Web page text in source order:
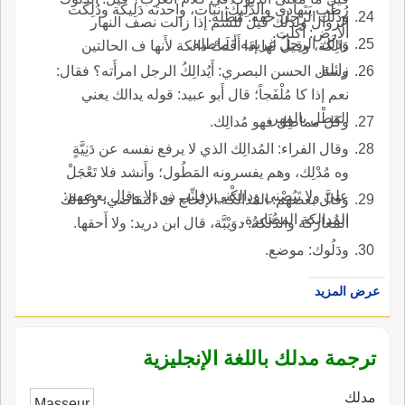
الزوال ولذلك قيل للشم إذا زالت نصف النهار
دَالِكة، وقيل لها إذا أَفَلَتْ دالكة لأَنها ف الحالتين
زائلة.
رُطَب يَتَهادى والدَّلِيكُ: نبات، واحدته دَلِيكة ودُلِكَت
الأرض: أكلت.
ودَلَك الرجلَ حقه: مَطَله.
ودَلَك الرجلُ غريمَه أ ماطله.
وسئل الحسن البصري: أَيُدالِكُ الرجل امرأَته؟ فقال:
نعم إذا كا مُلْفَجاً؛ قال أَبو عبيد: قوله يدالك يعني
المَطْل بالمهر.
وكل مماطِل فهو مُدالِك.
وقال الفراء: المُدالِك الذي لا يرفع نفسه عن دَنِيَّةٍ
وه مُدْلِك، وهم يفسرونه المَطُول؛ وأَنشد فلا تَعْجَلْ
عليَّ ولا تَبُصْني ودالِكْني، فإنِّي ذو دَلا وقال بعضهم:
المُدالكة المصابرة.
وقال بعضهم: المُدالكة الإلحاح ف التقاضي، وكذلك
المُعارَكة والدُّلَكةُ: دوَيْبَّة، قال ابن دريد: ولا أَحقها.
ودَلُوك: موضع.
عرض المزيد
ترجمة مدلك باللغة الإنجليزية
مدلك